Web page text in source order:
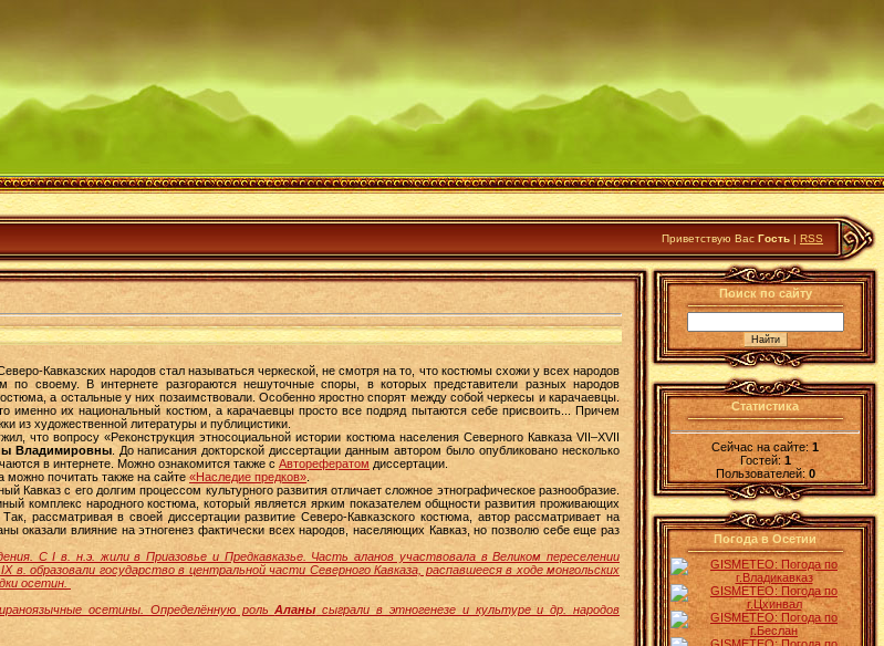
Приветствую Вас Гость | RSS
Кавказских народов стал называться черкеской, не смотря на то, что костюмы схожи у всех народов
по своему. В интернете разгораются нешуточные споры, в которых представители разных народов
а остальные у них позаимствовали. Особенно яростно спорят между собой черкесы и карачаевцы.
именно их национальный костюм, а карачаевцы просто все подряд пытаются себе присвоить... Причем
из художественной литературы и публицистики.
что вопросу «Реконструкция этносоциальной истории костюма населения Северного Кавказа VII–XVII
Владимировны. До написания докторской диссертации данным автором было опубликовано несколько
в интернете. Можно ознакомится также с Авторефератом диссертации.
можно почитать также на сайте «Наследие предков» .
с его долгим процессом культурного развития отличает сложное этнографическое разнообразие.
комплекс народного костюма, который является ярким показателем общности развития проживающих
рассматривая в своей диссертации развитие Северо-Кавказского костюма, автор рассматривает на
оказали влияние на этногенез фактически всех народов, населяющих Кавказ, но позволю себе еще раз
С I в. н.э. жили в Приазовье и Предкавказье. Часть аланов участвовала в Великом переселении
в. образовали государство в центральной части Северного Кавказа, распавшееся в ходе монгольских
осетин.
осетины. Определённую рольАланысыграли в этногенезе и культуре и др. народов
Поиск по сайту
Статистика
Сейчас на сайте: 1
Гостей:1
Пользователей: 0
Погода в Осетии